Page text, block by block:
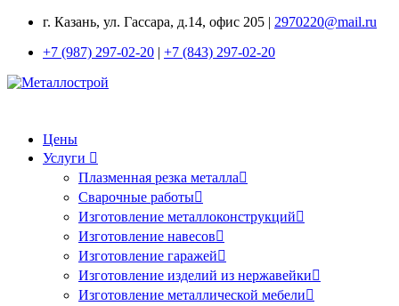
г. Казань, ул. Гассара, д.14, офис 205 | 2970220@mail.ru
+7 (987) 297-02-20 | +7 (843) 297-02-20
Цены
Услуги
Плазменная резка металла
Сварочные работы
Изготовление металлоконструкций
Изготовление навесов
Изготовление гаражей
Изготовление изделий из нержавейки
Изготовление металлической мебели